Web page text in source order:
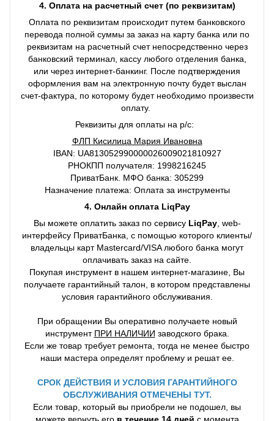
4. Оплата на расчетный счет (по реквизитам)
Оплата по реквизитам происходит путем банковского
перевода полной суммы за заказ на карту банка или по
реквизитам на расчетный счет непосредственно через
банковский терминал, кассу любого отделения банка,
или через интернет-банкинг. После подтверждения
оформления вам на электронную почту будет выслан
счет-фактура, по которому будет необходимо произвести
оплату.
Реквизиты для оплаты на р/с:
ФЛП Кисилица Мария Ивановна
IBAN: UA813052990000026009021810927
РНОКПП получателя: 1998216245
ПриватБанк. МФО банка: 305299
Назначение платежа: Оплата за инструменты
4. Онлайн оплата LiqPay
Вы можете оплатить заказ по сервису LiqPay, web-
интерфейсу ПриватБанка, с помощью которого клиенты/
владельцы карт Mastercard/VISA любого банка могут
оплачивать заказ на сайте.
Покупая инструмент в нашем интернет-магазине, Вы
получаете гарантийный талон, в котором представлены
условия гарантийного обслуживания.
При обращении Вы оперативно получаете новый
инструмент ПРИ НАЛИЧИИ заводского брака.
Если же товар требует ремонта, тогда не менее быстро
наши мастера определят проблему и решат ее.
СРОК ДЕЙСТВИЯ И УСЛОВИЯ ГАРАНТИЙНОГО
ОБСЛУЖИВАНИЯ ОТМЕЧЕНЫ ТУТ.
Если товар, который вы приобрели не подошел, вы